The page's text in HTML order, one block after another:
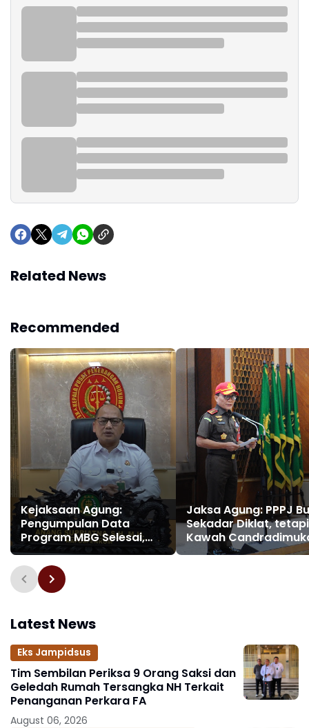
Related News
Recommended
Kejaksaan Agung:
Pengumpulan Data
Program MBG Selesai,
Hasil Tetap
Ditindaklanjuti Sesuai
Hukum
Jaksa Agung: PPPJ
Sekadar Diklat, tetapi
Kawah
Pembentuk Jaksa
Latest News
Eks Jampidsus
Tim Sembilan Periksa 9 Orang Saksi dan
Geledah Rumah Tersangka NH Terkait
Penanganan Perkara FA
August 06, 2026